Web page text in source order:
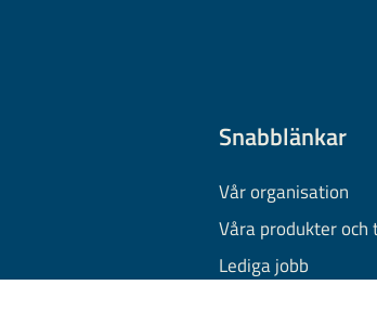
Snabblänkar
Vår organisation
Våra produkter och
Lediga jobb